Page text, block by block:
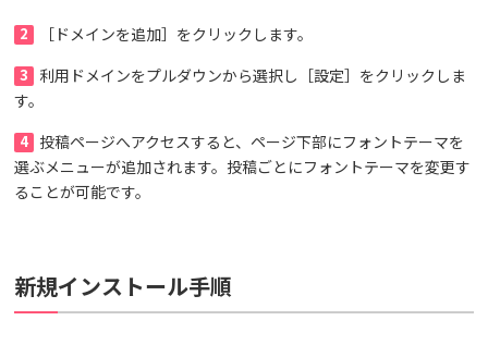
2 ［ドメインを追加］をクリックします。
3
利用ドメインをプルダウンから選択し［設定］をクリックしま
す。
4 投稿ページへアクセスすると、ページ下部にフォントテーマを
選ぶメニューが追加されます。投稿ごとにフォントテーマを変更す
ることが可能です。
新規インストール手順